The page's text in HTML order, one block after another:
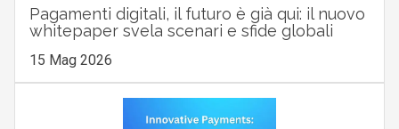
Pagamenti digitali, il futuro è già qui: il nuovo
whitepaper svela scenari e sfide globali
15 Mag 2026